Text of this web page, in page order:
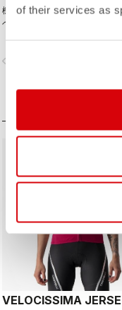
of their services as
機能性の高いパフォーマンス
ベースに、色鮮やかなフェード
VELOCISSIMA